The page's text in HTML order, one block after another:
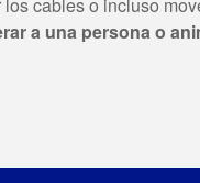
a una persona o